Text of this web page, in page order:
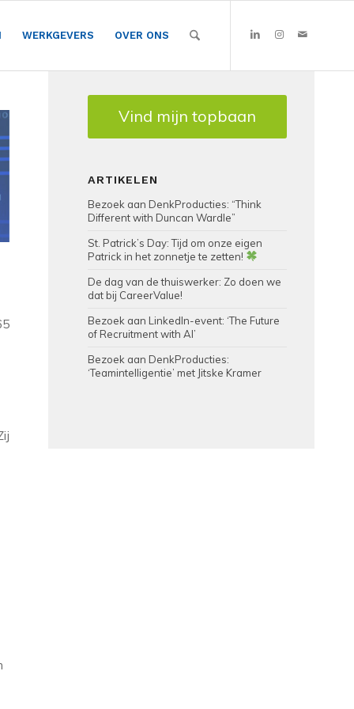
WERKGEVERS OVER ONS
Vind mijn topbaan
ARTIKELEN
Bezoek aan DenkProducties: “Think
Different with Duncan Wardle”
St. Patrick’s Day: Tijd om onze eigen
Patrick in het zonnetje te zetten!
De dag van de thuiswerker: Zo doen we
dat bij CareerValue!
Bezoek aan LinkedIn-event: ‘The Future
of Recruitment with AI’
Bezoek aan DenkProducties:
‘Teamintelligentie’ met Jitske Kramer